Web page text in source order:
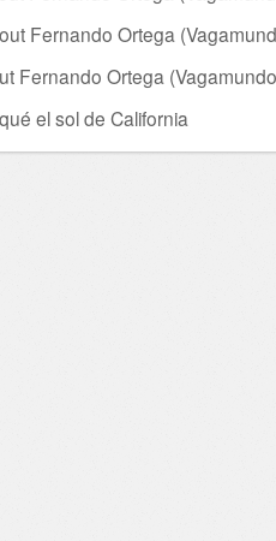
Fernando Ortega
Fernando Ortega
el sol de California